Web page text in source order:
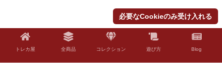
必要なCookieのみ受け入れる
トレカ屋 全商品 コレクション 遊び方 Blog